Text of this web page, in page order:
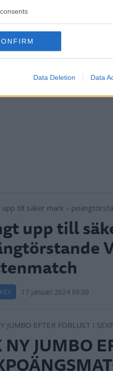
Data Deletion Data
02 juli 2024 11.19
upp till
17 januari 2024 09.00
JUMBO